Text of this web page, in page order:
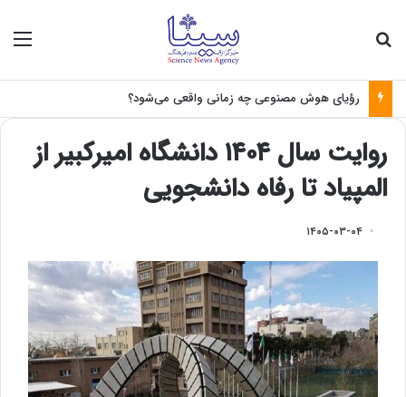
رؤیای هوش مصنوعی چه زمانی واقعی می‌شود؟
روایت سال ۱۴۰۴ دانشگاه امیرکبیر از
المپیاد تا رفاه دانشجویی
۱۴۰۵-۰۳-۰۴